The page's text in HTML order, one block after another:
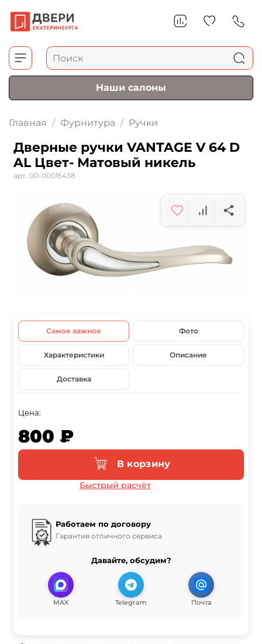
Наши салоны
Главная Фурнитура Ручки
Дверные ручки VANTAGE V 64 D
AL Цвет- Матовый никель
арт. 00-00015438
Самое важное Фото
Характеристики Описание
Доставка
Цена:
800 ₽
В корзину
Быстрый расчёт
Работаем по договору
Гарантия отличного сервиса
Давайте, обсудим?
MAX Telegram Почта